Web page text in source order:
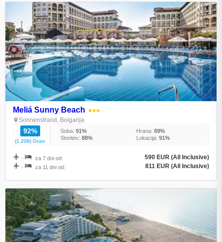
Meliá Sunny Beach ●●●
Sonnenstrand, Bolgarija
92%
(1.208) Ocen
Soba: 91% Hrana: 89%
Storitev: 88% Lokacija: 91%
+ za 7 dni od: 590 EUR (All Inclusive)
+ za 11 dni od: 811 EUR (All Inclusive)